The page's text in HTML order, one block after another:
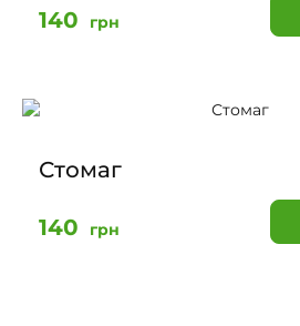
140 грн
Стомаг
140 грн